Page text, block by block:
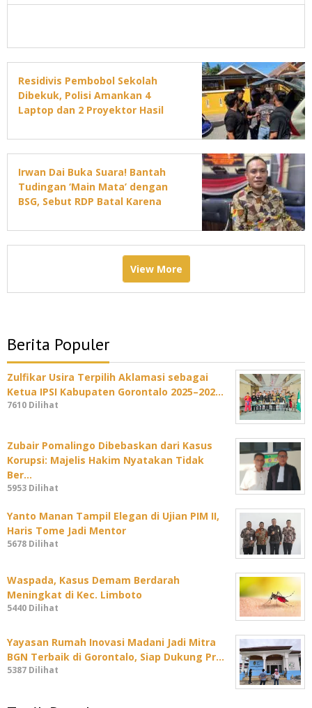
Residivis Pembobol Sekolah
Dibekuk, Polisi Amankan 4
Laptop dan 2 Proyektor Hasil
Irwan Dai Buka Suara! Bantah
Tudingan ‘Main Mata’ dengan
BSG, Sebut RDP Batal Karena
View More
Berita Populer
Zulfikar Usira Terpilih Aklamasi sebagai
Ketua IPSI Kabupaten Gorontalo 2025–202…
7610 Dilihat
Zubair Pomalingo Dibebaskan dari Kasus
Korupsi: Majelis Hakim Nyatakan Tidak
Ber…
5953 Dilihat
Yanto Manan Tampil Elegan di Ujian PIM II,
Haris Tome Jadi Mentor
5678 Dilihat
Waspada, Kasus Demam Berdarah
Meningkat di Kec. Limboto
5440 Dilihat
Yayasan Rumah Inovasi Madani Jadi Mitra
BGN Terbaik di Gorontalo, Siap Dukung Pr…
5387 Dilihat